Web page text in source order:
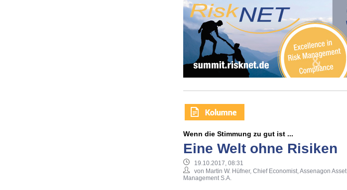
Wenn die Stimmung zu gut ist ...
Eine Welt ohne Risiken
19.10.2017, 08:31
von Martin W. Hüfner, Chief Economist, Assenagon Asset
Management S.A.